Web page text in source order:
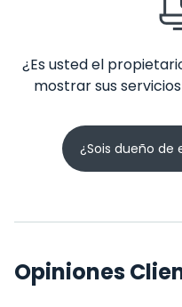
¿Es usted el
mostrar sus
¿Sois dueño
Opiniones